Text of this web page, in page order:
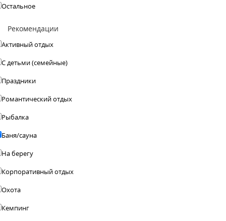
Остальное
Рекомендации
Активный отдых
С детьми (семейные)
Праздники
Романтический отдых
Рыбалка
Баня/сауна
На берегу
Корпоративный отдых
Охота
Кемпинг